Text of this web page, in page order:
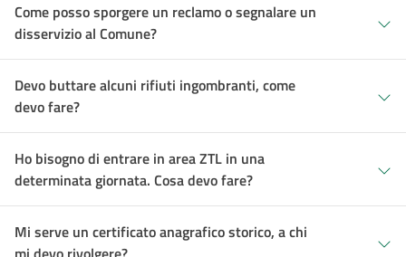
Come posso sporgere un reclamo o segnalare un
disservizio al Comune?
Devo buttare alcuni rifiuti ingombranti, come
devo fare?
Ho bisogno di entrare in area ZTL in una
determinata giornata. Cosa devo fare?
Mi serve un certificato anagrafico storico, a chi